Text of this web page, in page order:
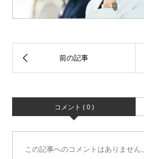
コメント ( 0 )
この記事へのコメントはありません。